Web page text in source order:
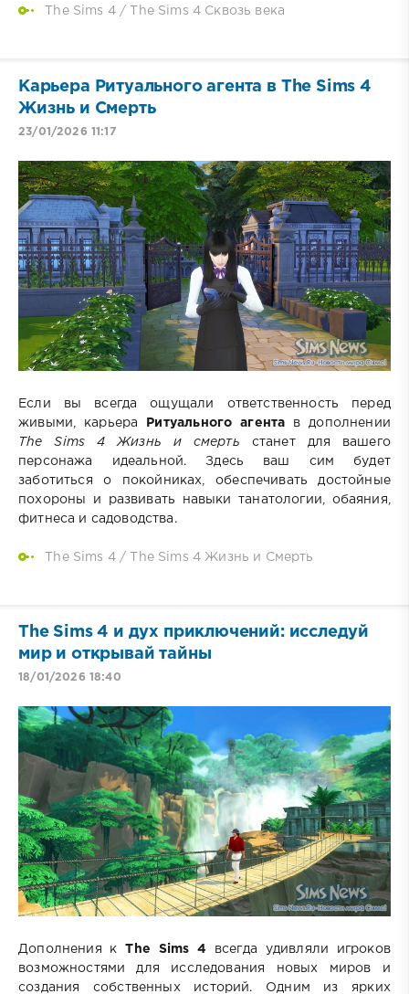
The Sims 4/ The Sims 4 Сквозь века
Карьера Ритуального агента в The Sims 4
Жизнь и Смерть
23/01/2026 11:17
Если вы всегда ощущали ответственность перед
живыми, карьера
Ритуального агента в дополнении
The Sims 4 Жизнь и смерть станет для вашего
персонажа идеальной. Здесь ваш сим будет
заботиться о покойниках, обеспечивать достойные
похороны и развивать навыки танатологии, обаяния,
фитнеса и садоводства.
The Sims 4/ The Sims 4 Жизнь и Смерть
The Sims 4 и дух приключений: исследуй
мир и открывай тайны
18/01/2026 18:40
Дополнения кThe Sims 4
всегда удивляли игроков
возможностями для исследования новых миров и
создания собственных историй. Одним из ярких